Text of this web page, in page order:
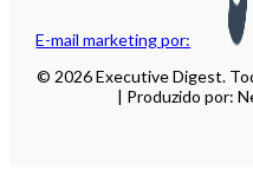
E-mail marketing por:
© 2026 Executive Digest.
| Produzido por: